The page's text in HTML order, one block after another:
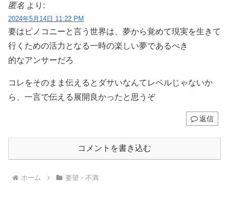
匿名 より:
2024年5月14日 11:22 PM
要はピノコニーと言う世界は、夢から覚めて現実を生きて
行くための活力となる一時の楽しい夢であるべき
的なアンサーだろ
コレをそのまま伝えるとダサいなんてレベルじゃないか
ら、一言で伝える展開良かったと思うぞ
返信
コメントを書き込む
ホーム 要望・不満